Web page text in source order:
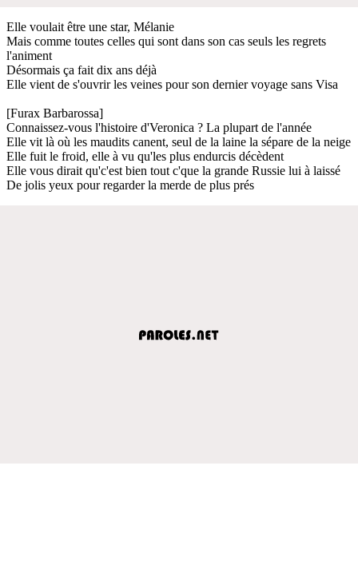
Elle voulait être une star, Mélanie
Mais comme toutes celles qui sont dans son cas seuls les regrets
l'animent
Désormais ça fait dix ans déjà
Elle vient de s'ouvrir les veines pour son dernier voyage sans Visa
[Furax Barbarossa]
Connaissez-vous l'histoire d'Veronica ? La plupart de l'année
Elle vit là où les maudits canent, seul de la laine la sépare de la neige
Elle fuit le froid, elle à vu qu'les plus endurcis décèdent
Elle vous dirait qu'c'est bien tout c'que la grande Russie lui à laissé
De jolis yeux pour regarder la merde de plus prés